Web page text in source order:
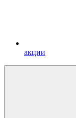
акции